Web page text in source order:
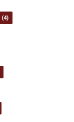
(4)